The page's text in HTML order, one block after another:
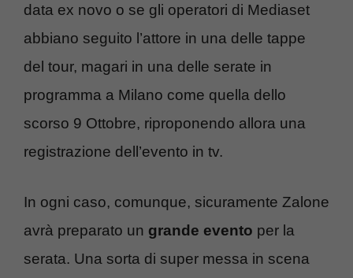
data ex novo o se gli operatori di Mediaset
abbiano seguito l’attore in una delle tappe
del tour, magari in una delle serate in
programma a Milano come quella dello
scorso 9 Ottobre, riproponendo allora una
registrazione dell’evento in tv.
In ogni caso, comunque, sicuramente Zalone
avrà preparato un grande evento per la
serata. Una sorta di super messa in scena